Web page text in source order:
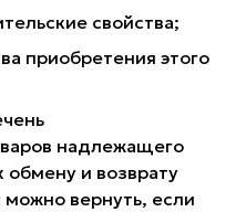
свойства;
приобретения этого
надлежащего
и возврату
вернуть, если